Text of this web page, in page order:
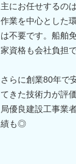
主にお任せするの
作業を中心とした
は不要です。船舶
家資格も会社負担
さらに創業80年で
てきた技術力が評
局優良建設工事業
績も◎